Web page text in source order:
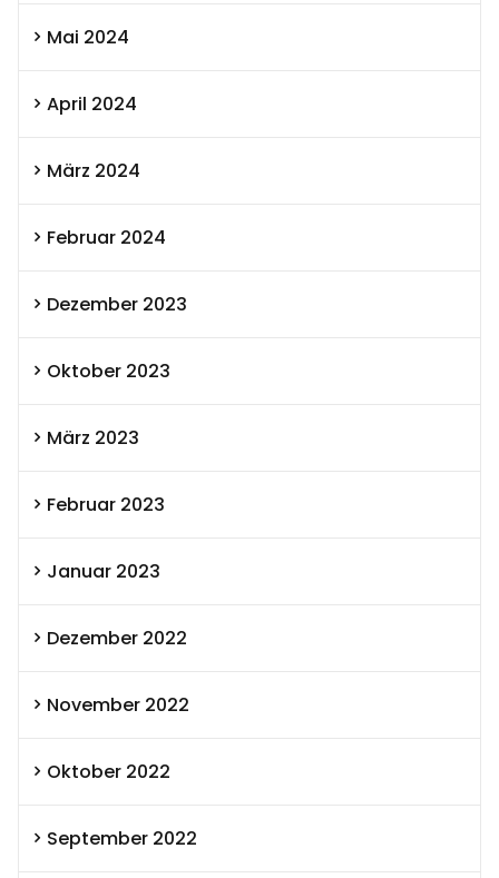
Mai 2024
April 2024
März 2024
Februar 2024
Dezember 2023
Oktober 2023
März 2023
Februar 2023
Januar 2023
Dezember 2022
November 2022
Oktober 2022
September 2022